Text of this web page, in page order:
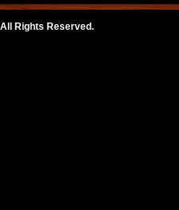
Rights Reserved.